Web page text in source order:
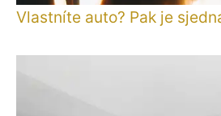
Vlastníte auto? Pak je